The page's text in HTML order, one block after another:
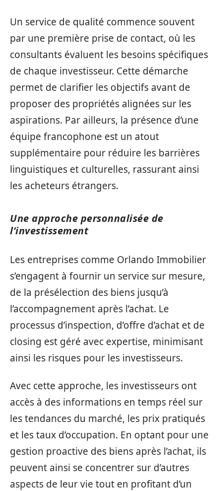
Un service de qualité commence souvent
par une première prise de contact, où les
consultants évaluent les besoins spécifiques
de chaque investisseur. Cette démarche
permet de clarifier les objectifs avant de
proposer des propriétés alignées sur les
aspirations. Par ailleurs, la présence d’une
équipe francophone est un atout
supplémentaire pour réduire les barrières
linguistiques et culturelles, rassurant ainsi
les acheteurs étrangers.
Une approche personnalisée de
l’investissement
Les entreprises comme Orlando Immobilier
s’engagent à fournir un service sur mesure,
de la présélection des biens jusqu’à
l’accompagnement après l’achat. Le
processus d’inspection, d’offre d’achat et de
closing est géré avec expertise, minimisant
ainsi les risques pour les investisseurs.
Avec cette approche, les investisseurs ont
accès à des informations en temps réel sur
les tendances du marché, les prix pratiqués
et les taux d’occupation. En optant pour une
gestion proactive des biens après l’achat, ils
peuvent ainsi se concentrer sur d’autres
aspects de leur vie tout en profitant d’un